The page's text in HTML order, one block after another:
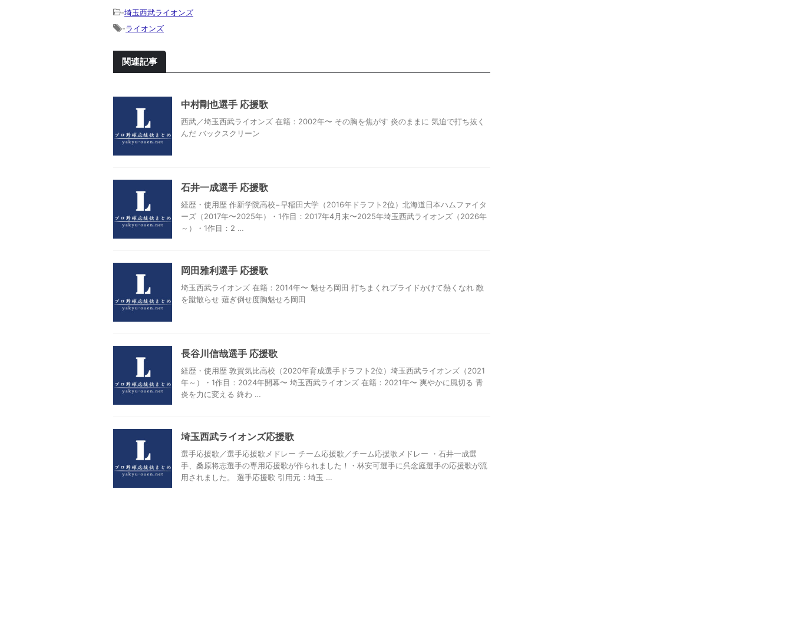
-埼玉西武ライオンズ
-ライオンズ
関連記事
中村剛也選手 応援歌
西武／埼玉西武ライオンズ 在籍：2002年〜 その胸を焦がす 炎のままに 気迫で打ち抜く
んだ バックスクリーン
石井一成選手 応援歌
経歴・使用歴 作新学院高校−早稲田大学（2016年ドラフト2位）北海道日本ハムファイタ
ーズ（2017年〜2025年）・1作目：2017年4月末〜2025年埼玉西武ライオンズ（2026年
～）・1作目：2 …
岡田雅利選手 応援歌
埼玉西武ライオンズ 在籍：2014年〜 魅せろ岡田 打ちまくれプライドかけて熱くなれ 敵
を蹴散らせ 薙ぎ倒せ度胸魅せろ岡田
長谷川信哉選手 応援歌
経歴・使用歴 敦賀気比高校（2020年育成選手ドラフト2位）埼玉西武ライオンズ（2021
年～）・1作目：2024年開幕〜 埼玉西武ライオンズ 在籍：2021年〜 爽やかに⾵切る ⻘
炎を⼒に変える 終わ …
埼玉西武ライオンズ応援歌
選手応援歌／選手応援歌メドレー チーム応援歌／チーム応援歌メドレー ・石井一成選
手、桑原将志選手の専用応援歌が作られました！・林安可選手に呉念庭選手の応援歌が流
用されました。 選手応援歌 引用元：埼玉 …